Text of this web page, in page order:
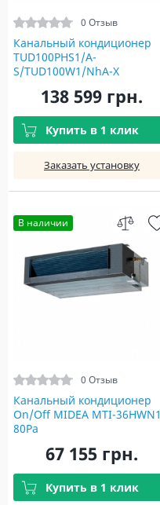
0 Отзыв
Канальный кондиционер
TUD100PHS1/A-
S/TUD100W1/NhA-X
138 599 грн.
Купить в 1 клик
Заказать установку
В наличии
0 Отзыв
Канальный кондиционер
On/Off MIDEA MTI-36HWN1
80Pa
67 155 грн.
Купить в 1 клик